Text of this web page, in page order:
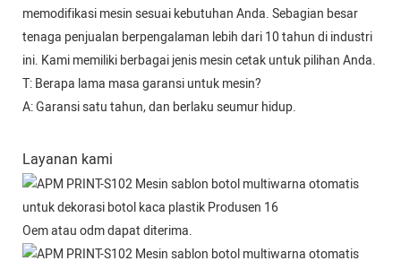
memodifikasi mesin sesuai kebutuhan Anda. Sebagian besar
tenaga penjualan berpengalaman lebih dari 10 tahun di industri
ini. Kami memiliki berbagai jenis mesin cetak untuk pilihan Anda.
T: Berapa lama masa garansi untuk mesin?
A: Garansi satu tahun, dan berlaku seumur hidup.
Layanan kami
Oem atau odm dapat diterima.